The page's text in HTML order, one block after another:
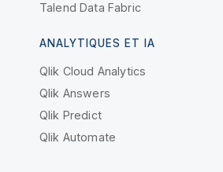
Talend Data Fabric
ANALYTIQUES ET IA
Qlik Cloud Analytics
Qlik Answers
Qlik Predict
Qlik Automate